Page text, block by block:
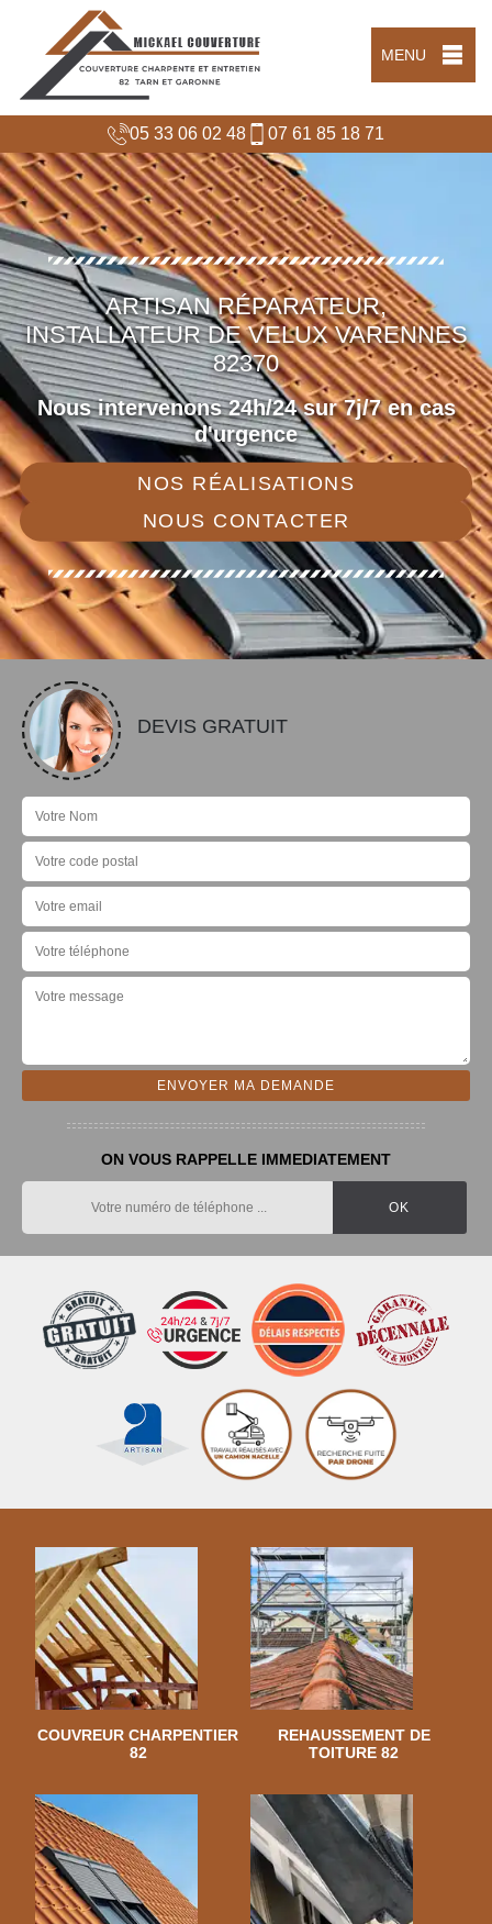
MENU
05 33 06 02 48 07 61 85 18 71
ARTISAN RÉPARATEUR,
INSTALLATEUR DE VELUX VARENNES
82370
Nous intervenons 24h/24 sur 7j/7 en cas
d'urgence
NOS RÉALISATIONS
NOUS CONTACTER
DEVIS GRATUIT
ON VOUS RAPPELLE IMMEDIATEMENT
COUVREUR CHARPENTIER
82
REHAUSSEMENT DE
TOITURE 82